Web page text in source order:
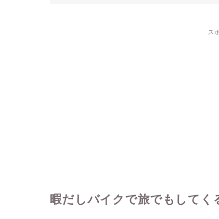
ス
暇だしバイクで旅でもしてく